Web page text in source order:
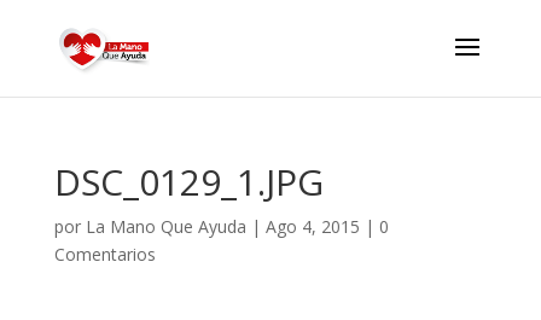
DSC_0129_1.JPG
por La Mano Que Ayuda | Ago 4, 2015 | 0
Comentarios